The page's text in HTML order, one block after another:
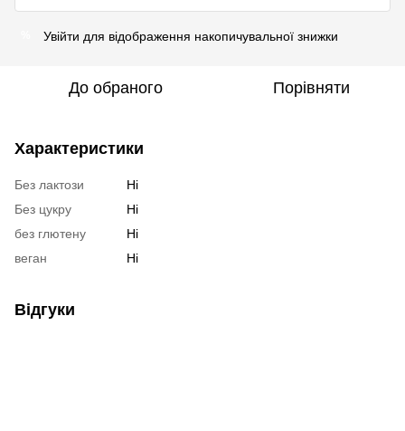
Увійти для відображення накопичувальної знижки
До обраного Порівняти
Характеристики
Без лактози
Ні
Без цукру
Ні
без глютену
Ні
веган
Ні
Відгуки